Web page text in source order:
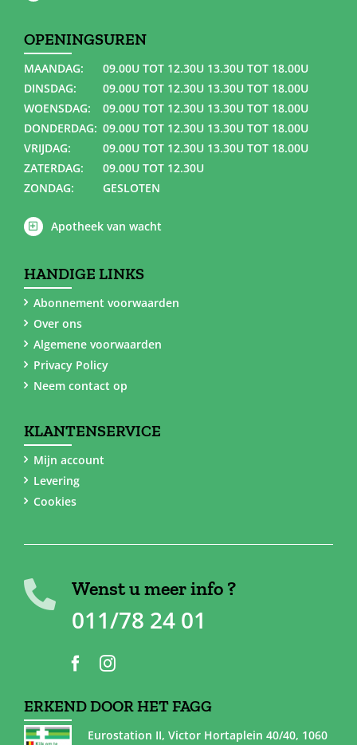
OPENINGSUREN
MAANDAG:
09.00U TOT 12.30U 13.30U TOT 18.00U
DINSDAG:
09.00U TOT 12.30U 13.30U TOT 18.00U
WOENSDAG:
09.00U TOT 12.30U 13.30U TOT 18.00U
DONDERDAG: 09.00U TOT 12.30U 13.30U TOT 18.00U
VRIJDAG:
09.00U TOT 12.30U 13.30U TOT 18.00U
ZATERDAG:
09.00U TOT 12.30U
ZONDAG:
GESLOTEN
Apotheek van wacht
HANDIGE LINKS
Abonnement voorwaarden
Over ons
Algemene voorwaarden
Privacy Policy
Neem contact op
KLANTENSERVICE
Mijn account
Levering
Cookies
Wenst u meer info ?
011/78 24 01
ERKEND DOOR HET FAGG
Eurostation II, Victor Hortaplein 40/40, 1060